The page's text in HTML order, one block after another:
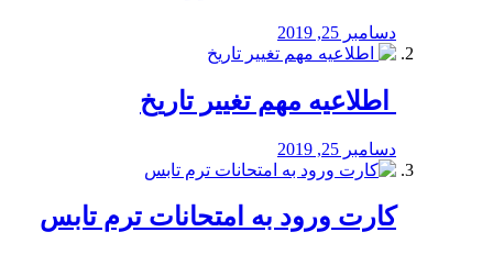
دسامبر 25, 2019
️ اطلاعیه مهم تغییر تاریخ
دسامبر 25, 2019
کارت ورود به امتحانات ترم تابس